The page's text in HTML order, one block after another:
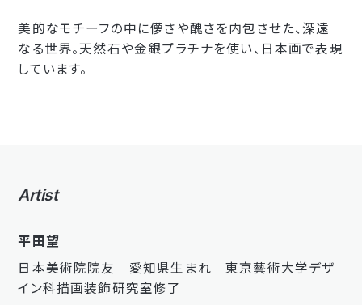
美的なモチーフの中に儚さや醜さを内包させた、深遠
なる世界。天然石や金銀プラチナを使い、日本画で表現
しています。
Artist
平田望
日本美術院院友 愛知県生まれ 東京藝術大学デザ
イン科描画装飾研究室修了